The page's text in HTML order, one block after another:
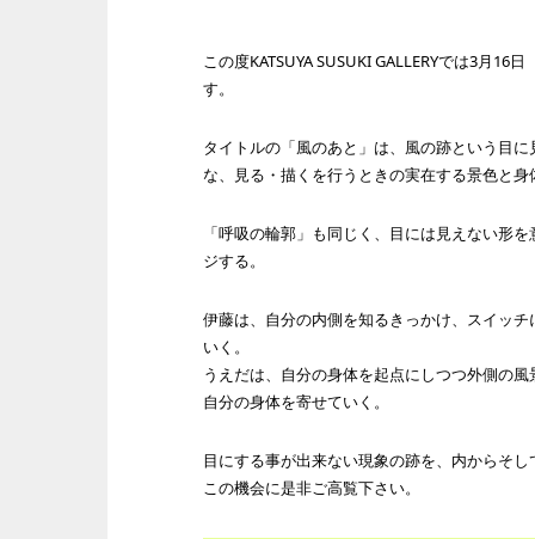
この度KATSUYA SUSUKI GALLERYでは3月
す。
タイトルの「風のあと」は、風の跡という目
な、見る・描くを行うときの実在する景色と
「呼吸の輪郭」も同じく、目には見えない形
ジする。
伊藤は、自分の内側を知るきっかけ、スイッ
いく。
うえだは、自分の身体を起点にしつつ外側の
自分の身体を寄せていく。
目にする事が出来ない現象の跡を、内からそ
この機会に是非ご高覧下さい。